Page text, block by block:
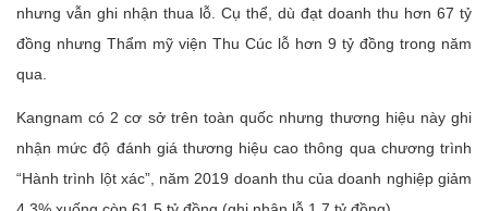
nhưng vẫn ghi nhận thua lỗ. Cụ thể, dù đạt doanh thu hơn 67 tỷ
đồng nhưng Thẩm mỹ viện Thu Cúc lỗ hơn 9 tỷ đồng trong năm
qua.
Kangnam có 2 cơ sở trên toàn quốc nhưng thương hiệu này ghi
nhận mức độ đánh giá thương hiệu cao thông qua chương trình
“Hành trình lột xác”, năm 2019 doanh thu của doanh nghiệp giảm